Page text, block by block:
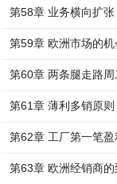
第58章 业务横向扩张
第59章 欧洲市场的机
第60章 两条腿走路
第61章 薄利多销原则
第62章 工厂第一笔盈
第63章 欧洲经销商的